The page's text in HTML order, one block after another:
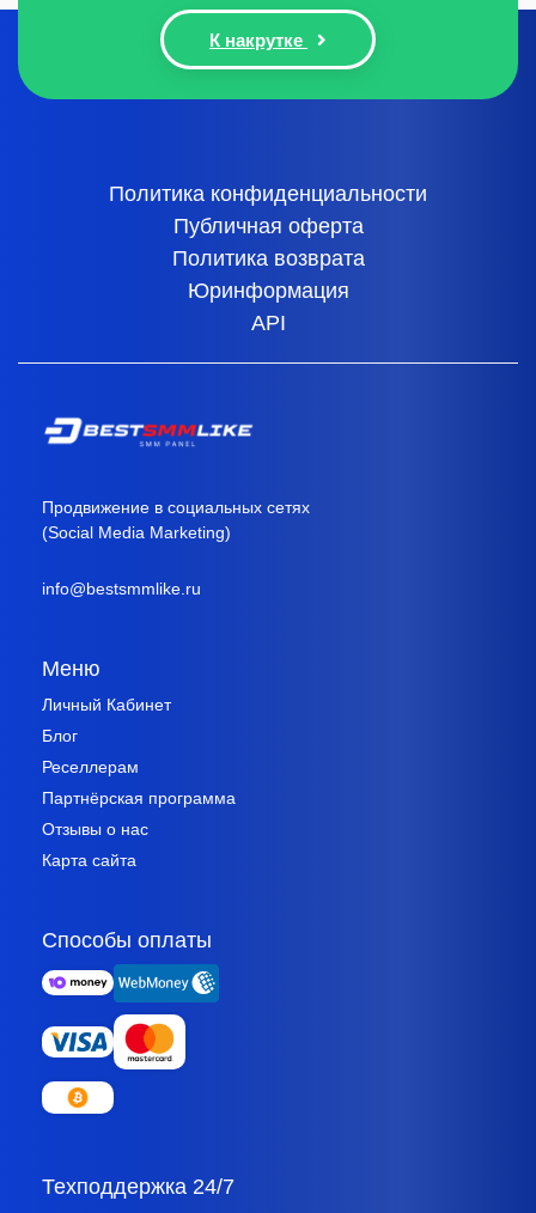
К накрутке
Политика конфиденциальности
Публичная оферта
Политика возврата
Юринформация
API
Продвижение в социальных сетях
(Social Media Marketing)
info@bestsmmlike.ru
Меню
Личный Кабинет
Блог
Реселлерам
Партнёрская программа
Отзывы о нас
Карта сайта
Способы оплаты
Техподдержка 24/7